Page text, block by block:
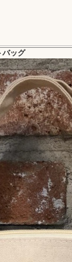
ッグ